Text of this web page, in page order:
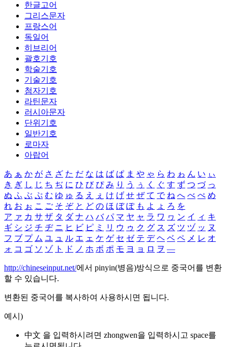
한글고어
그리스문자
프랑스어
독일어
히브리어
괄호기호
학술기호
기술기호
첨자기호
라틴문자
러시아문자
단위기호
일반기호
로마자
아랍어
あ ぁ か が さ ざ た だ な は ば ぱ ま や ゃ ら わ ゎ ん い ぃ
き ぎ し じ ち ぢ に ひ び ぴ み り う ぅ く ぐ す ず つ づ っ
ぬ ふ ぶ ぷ む ゆ ゅ る え ぇ け げ せ ぜ て で ね へ べ ぺ め
れ お ぉ こ ご そ ぞ と ど の ほ ぼ ぽ も よ ょ ろ を
ア ァ カ サ ザ タ ダ ナ ハ バ パ マ ヤ ャ ラ ワ ヮ ン イ ィ キ
ギ シ ジ チ ヂ ニ ヒ ビ ピ ミ リ ウ ゥ ク グ ス ズ ツ ヅ ッ ヌ
フ ブ プ ム ユ ュ ル エ ェ ケ ゲ セ ゼ テ デ ヘ ベ ペ メ レ オ
ォ コ ゴ ソ ゾ ト ド ノ ホ ボ ポ モ ヨ ョ ロ ヲ ―
http://chineseinput.net/에서 pinyin(병음)방식으로 중국어를 변환
할 수 있습니다.
변환된 중국어를 복사하여 사용하시면 됩니다.
예시)
中文 을 입력하시려면 zhongwen을 입력하시고 space를